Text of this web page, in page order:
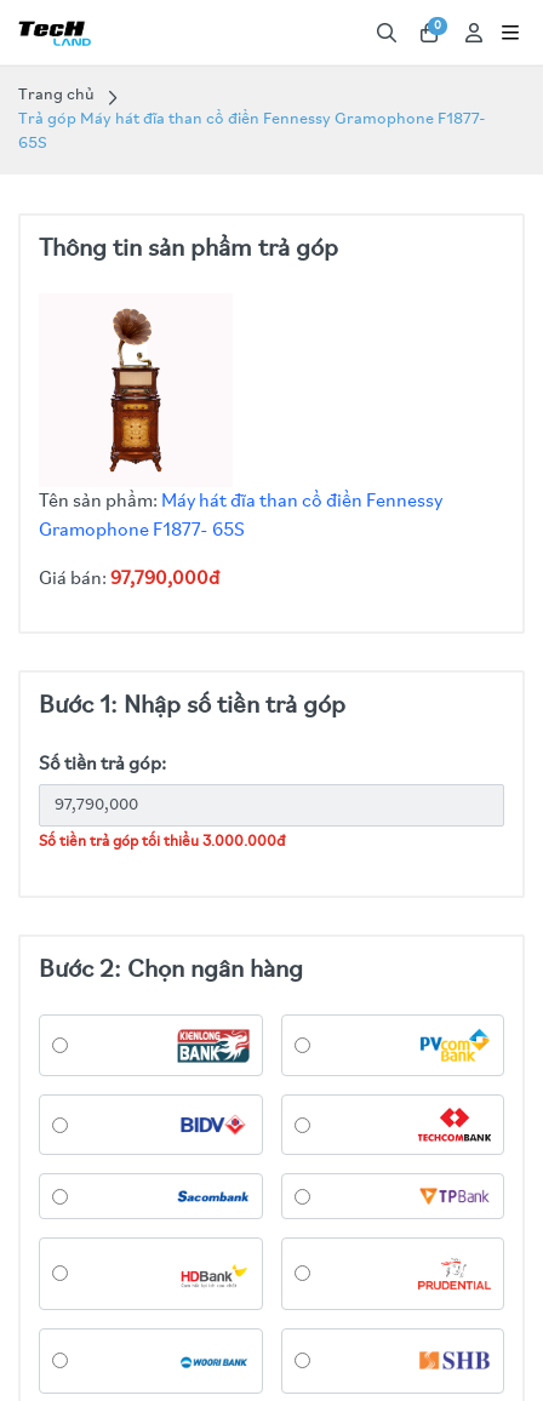
0
Trang chủ
Trả góp Máy hát đĩa than cổ điển Fennessy Gramophone F1877-
65S
Thông tin sản phẩm trả góp
Tên sản phẩm: Máy hát đĩa than cổ điển Fennessy
Gramophone F1877- 65S
Giá bán: 97,790,000đ
Bước 1: Nhập số tiền trả góp
Số tiền trả góp:
Số tiền trả góp tối thiểu 3.000.000đ
Bước 2: Chọn ngân hàng